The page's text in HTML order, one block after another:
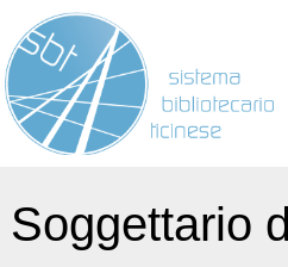
Soggettario